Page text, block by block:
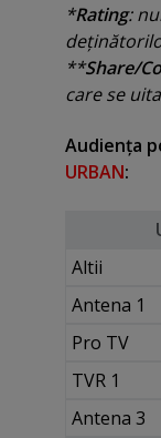
*Rating:
**Share/
care se
Audienţa
URBAN:
Altii
Antena 1
Pro TV
TVR 1
Antena 3